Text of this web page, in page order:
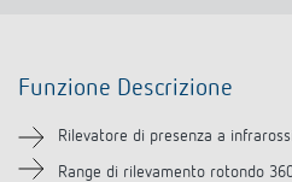
Downloads
Funzione Descrizione
Rilevatore di presenza a
Range di rilevamento rotondo